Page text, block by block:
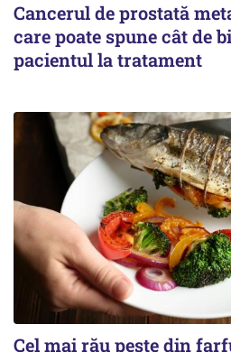
Cancerul de prostată
care poate spune cât de
pacientul la tratament
Cel mai rău pește din